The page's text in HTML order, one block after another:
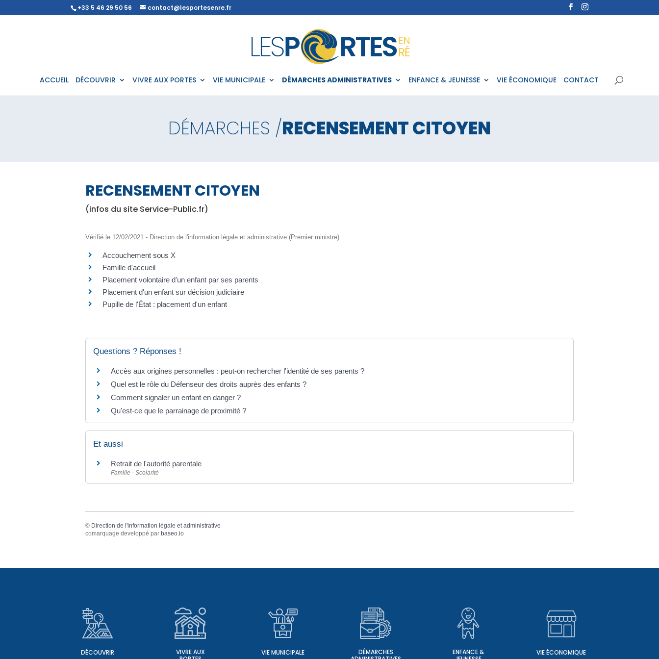
+33 5 46 29 50 56 contact@lesportesenre.fr
ACCUEIL DÉCOUVRIR VIVRE AUX PORTES VIE MUNICIPALE DÉMARCHES ADMINISTRATIVES ENFANCE & JEUNESSE VIE ÉCONOMIQUE CONTACT
DÉMARCHES /RECENSEMENT CITOYEN
RECENSEMENT CITOYEN
(infos du site Service-Public.fr)
Vérifié le 12/02/2021 - Direction de l'information légale et administrative (Premier ministre)
Accouchement sous X
Famille d'accueil
Placement volontaire d'un enfant par ses parents
Placement d'un enfant sur décision judiciaire
Pupille de l'État : placement d'un enfant
Questions ? Réponses !
Accès aux origines personnelles : peut-on rechercher l'identité de ses parents ?
Quel est le rôle du Défenseur des droits auprès des enfants ?
Comment signaler un enfant en danger ?
Qu'est-ce que le parrainage de proximité ?
Et aussi
Retrait de l'autorité parentale
Famille - Scolarité
© Direction de l'information légale et administrative
comarquage developpé parbaseo.io
DÉCOUVRIR
VIVRE AUX
VIE MUNICIPALE
DÉMARCHES
ENFANCE &
VIE ÉCONOMIQUE